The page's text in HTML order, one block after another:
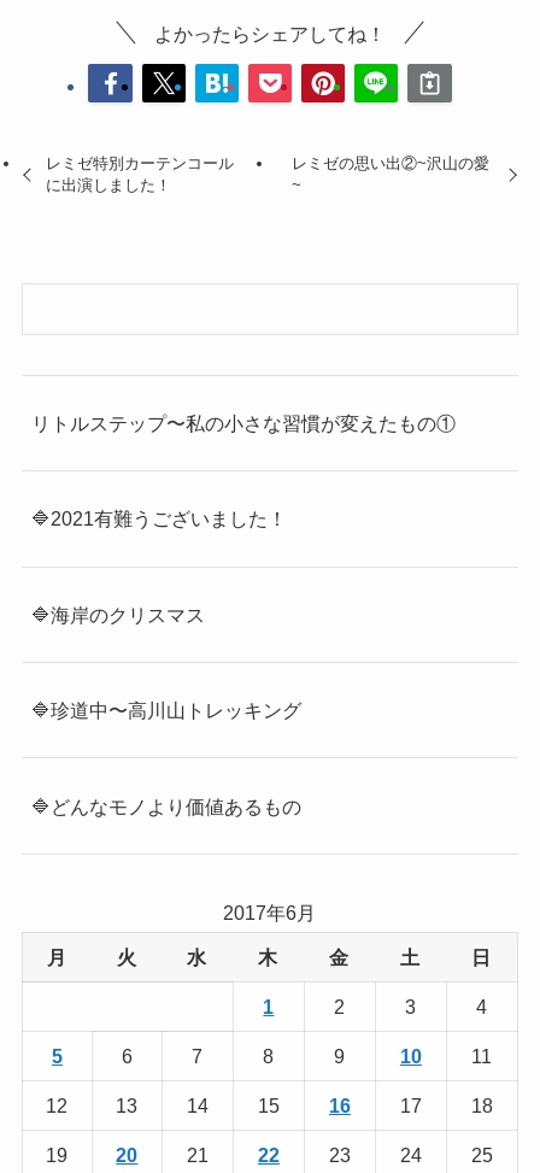
よかったらシェアしてね！
レミゼ特別カーテンコール
に出演しました！
レミゼの思い出②~沢山の愛
~
リトルステップ〜私の小さな習慣が変えたもの①
🔷2021有難うございました！
🔷海岸のクリスマス
🔷珍道中〜高川山トレッキング
🔷どんなモノより価値あるもの
2017年6月
月 火 水 木 金 土 日
1 2 3 4
5 6 7 8 9 10 11
12 13 14 15 16 17 18
19 20 21 22 23 24 25